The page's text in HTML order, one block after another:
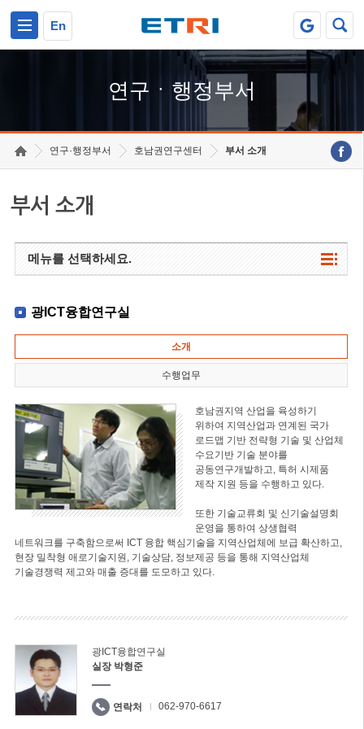
En
연구ㆍ행정부서
연구·행정부서 호남권연구센터 부서 소개
부서 소개
메뉴를 선택하세요.
광ICT융합연구실
소개
수행업무
호남권지역 산업을 육성하기
위하여 지역산업과 연계된 국가
로드맵 기반 전략형 기술 및 산업체
수요기반 기술 분야를
공동연구개발하고, 특허 시제품
제작 지원 등을 수행하고 있다.
또한 기술교류회 및 신기술설명회
운영을 통하여 상생협력
네트워크를 구축함으로써 ICT 융합 핵심기술을 지역산업체에 보급 확산하고,
현장 밀착형 애로기술지원, 기술상담, 정보제공 등을 통해 지역산업체
기술경쟁력 제고와 매출 증대를 도모하고 있다.
광ICT융합연구실
실장 박형준
연락처 062-970-6617